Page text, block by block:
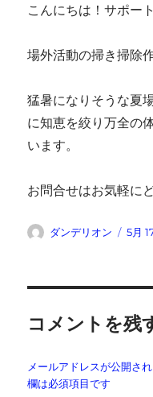
こんにちは！サポ
場外活動の掃き掃除
猛暑になりそうな夏
に知恵を絞り万全の
います。
お問合せはお気軽
投
ダンデリオン
投
5月
コメントを残
メールアドレスが公開さ
欄は必須項目です